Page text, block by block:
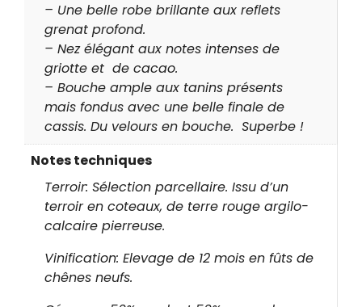
– Une belle robe brillante aux reflets
grenat profond.
– Nez élégant aux notes intenses de
griotte et de cacao.
– Bouche ample aux tanins présents
mais fondus avec une belle finale de
cassis. Du velours en bouche. Superbe !
Notes techniques
Terroir: Sélection parcellaire. Issu d’un
terroir en coteaux, de terre rouge argilo-
calcaire pierreuse.
Vinification: Elevage de 12 mois en fûts de
chênes neufs.